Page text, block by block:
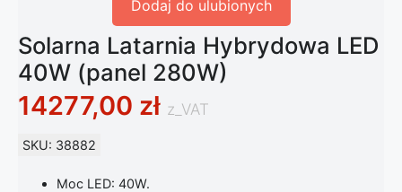
Dodaj do ulubionych
Solarna Latarnia Hybrydowa LED
40W (panel 280W)
14277,00 zł z_VAT
SKU: 38882
Moc LED: 40W.